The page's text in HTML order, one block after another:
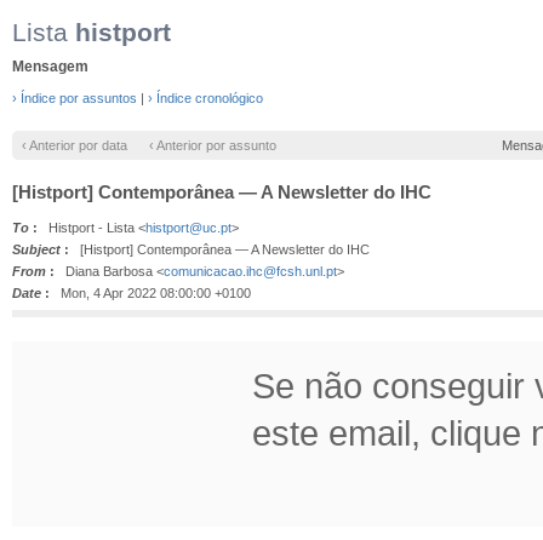
Lista histport
Mensagem
› Índice por assuntos | › Índice cronológico
‹ Anterior por data ‹ Anterior por assunto
[Histport] Contemporânea — A Newsletter do IHC
To : Histport - Lista <histport@uc.pt>
Subject : [Histport] Contemporânea — A Newsletter do IHC
From : Diana Barbosa <comunicacao.ihc@fcsh.unl.pt>
Date : Mon, 4 Apr 2022 08:00:00 +0100
Se não conseguir
este email, clique